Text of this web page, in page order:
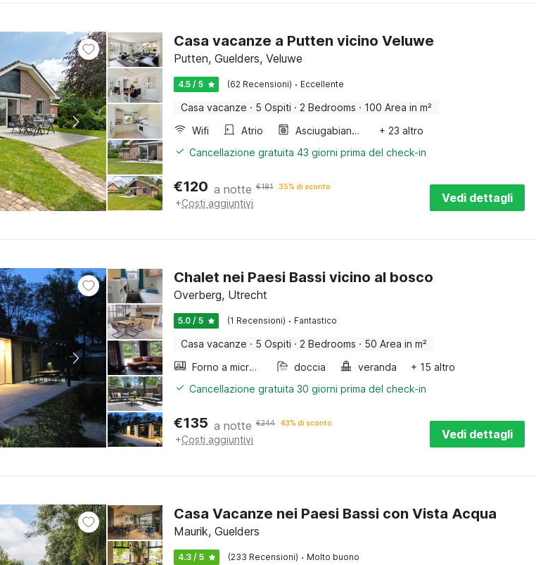
Casa vacanze a Putten vicino Veluwe
Putten, Guelders, Veluwe
4.5 / 5 (62 Recensioni) · Eccellente
Casa vacanze · 5 Ospiti · 2 Bedrooms · 100 Area in m²
Wifi
Atrio Asciugabiancheria
+ 23 altro
Cancellazione gratuita 43 giorni prima del check-in
€120 a notte €181 35% di sconto
+Costi aggiuntivi Vedi dettagli
Chalet nei Paesi Bassi vicino al bosco
Overberg, Utrecht
5.0 / 5 (1 Recensioni) · Fantastico
Casa vacanze · 5 Ospiti · 2 Bedrooms · 50 Area in m²
Forno a microonde combinato
doccia veranda
+ 15 altro
Cancellazione gratuita 30 giorni prima del check-in
€135 a notte €244 43% di sconto
+Costi aggiuntivi Vedi dettagli
Casa Vacanze nei Paesi Bassi con Vista Acqua
Maurik, Guelders
4.3 / 5 (233 Recensioni) · Molto buono